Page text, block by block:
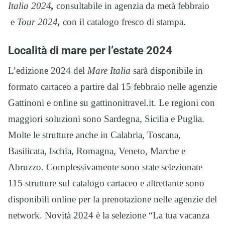
Italia 2024, consultabile in agenzia da metà febbraio
e Tour2024, con il catalogo fresco di stampa.
Località di mare per l’estate 2024
L’edizione 2024 del Mare Italia sarà disponibile in
formato cartaceo a partire dal 15 febbraio nelle agenzie
Gattinoni e online su gattinonitravel.it. Le regioni con
maggiori soluzioni sono Sardegna, Sicilia e Puglia.
Molte le strutture anche in Calabria, Toscana,
Basilicata, Ischia, Romagna, Veneto, Marche e
Abruzzo. Complessivamente sono state selezionate
115 strutture sul catalogo cartaceo e altrettante sono
disponibili online per la prenotazione nelle agenzie del
network. Novità 2024 è la selezione “La tua vacanza